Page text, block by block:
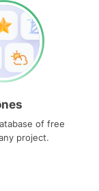
of free
project.